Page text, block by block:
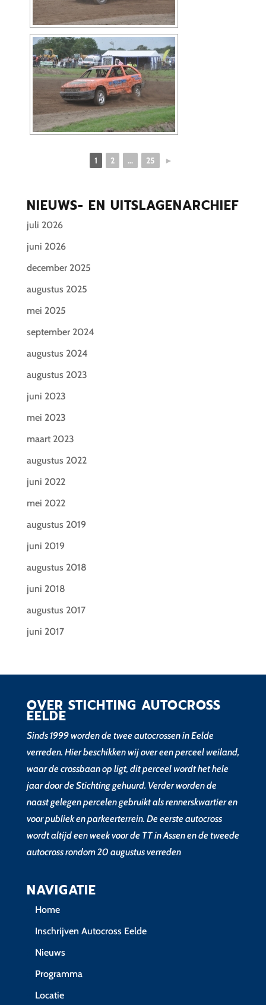
1 2 ... 25 ►
NIEUWS- EN UITSLAGENARCHIEF
juli 2026
juni 2026
december 2025
augustus 2025
mei 2025
september 2024
augustus 2024
augustus 2023
juni 2023
mei 2023
maart 2023
augustus 2022
juni 2022
mei 2022
augustus 2019
juni 2019
augustus 2018
juni 2018
augustus 2017
juni 2017
OVER STICHTING AUTOCROSS
EELDE
Sinds 1999 worden de twee autocrossen in Eelde
verreden. Hier beschikken wij over een perceel weiland,
waar de crossbaan op ligt, dit perceel wordt het hele
jaar door de Stichting gehuurd. Verder worden de
naast gelegen percelen gebruikt als rennerskwartier en
voor publiek en parkeerterrein. De eerste autocross
wordt altijd een week voor de TT in Assen en de tweede
autocross rondom 20 augustus verreden
NAVIGATIE
Home
Inschrijven Autocross Eelde
Nieuws
Programma
Locatie